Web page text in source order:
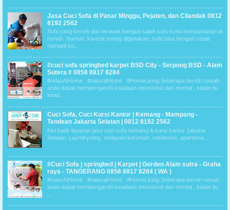
Jasa Cuci Sofa di Pasar Minggu, Pejaten, dan Cilandak 0812
8192 2562
Sofa yang bersih dan terawat menjadi salah satu kunci kenyamanan di
rumah. Namun, karena sering digunakan, sofa bisa dengan cepat
menjadi ko...
#cuci sofa springbed karpet BSD City - Serpong BSD - Alam
Sutera # 0858 8817 8284
#relaxAtHome #naturalHome #HomeLiving Seberapa bersih rumah
anda dapat mempengaruhi keadaan emosional dan mental , selain itu
kead...
Cuci Sofa, Cuci Kursi Kantor | Kemang - Mampang -
Tendean Jakarta Selatan | 0812 8192 2562
Kini hadir layanan jasa cuci sofa kemang & kursi kantor Jakarta
Selatan. Laundrycling melayani kerumah, residence, aparteme...
#Cuci Sofa | springbed | Karpet | Gorden Alam sutra - Graha
raya - TANGERANG 0858 8817 8284 ( WA )
#relaxAtHome #naturalHome #HomeLiving Seberapa bersih rumah
anda dapat mempengaruhi keadaan emosional dan mental , selain itu